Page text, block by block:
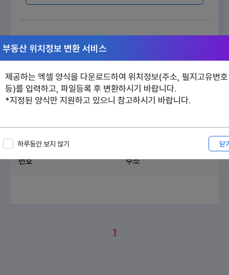
목록 다운로드
번호 주소
1
부동산 위치정보 변환 서비스
제공하는 엑셀 양식을 다운로드하여 위치정보(주소, 필지고유번호
등)를 입력하고, 파일등록 후 변환하시기 바랍니다.
*지정된 양식만 지원하고 있으니 참고하시기 바랍니다.
하루동안 보지 않기 닫